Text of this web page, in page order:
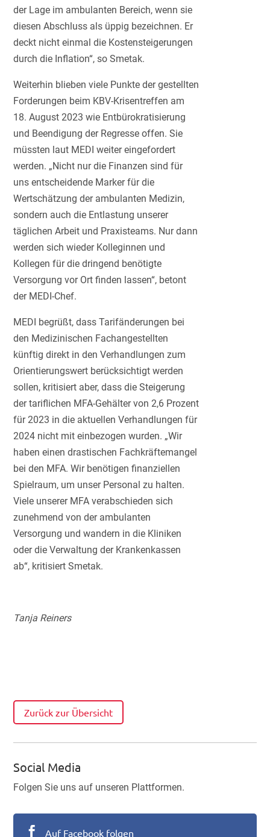
der Lage im ambulanten Bereich, wenn sie
diesen Abschluss als üppig bezeichnen. Er
deckt nicht einmal die Kostensteigerungen
durch die Inflation“, so Smetak.
Weiterhin blieben viele Punkte der gestellten
Forderungen beim KBV-Krisentreffen am
18. August 2023 wie Entbürokratisierung
und Beendigung der Regresse offen. Sie
müssten laut MEDI weiter eingefordert
werden. „Nicht nur die Finanzen sind für
uns entscheidende Marker für die
Wertschätzung der ambulanten Medizin,
sondern auch die Entlastung unserer
täglichen Arbeit und Praxisteams. Nur dann
werden sich wieder Kolleginnen und
Kollegen für die dringend benötigte
Versorgung vor Ort finden lassen“, betont
der MEDI-Chef.
MEDI begrüßt, dass Tarifänderungen bei
den Medizinischen Fachangestellten
künftig direkt in den Verhandlungen zum
Orientierungswert berücksichtigt werden
sollen, kritisiert aber, dass die Steigerung
der tariflichen MFA-Gehälter von 2,6 Prozent
für 2023 in die aktuellen Verhandlungen für
2024 nicht mit einbezogen wurden. „Wir
haben einen drastischen Fachkräftemangel
bei den MFA. Wir benötigen finanziellen
Spielraum, um unser Personal zu halten.
Viele unserer MFA verabschieden sich
zunehmend von der ambulanten
Versorgung und wandern in die Kliniken
oder die Verwaltung der Krankenkassen
ab“, kritisiert Smetak.
Tanja Reiners
Zurück zur Übersicht
Social Media
Folgen Sie uns auf unseren Plattformen.
 Auf Facebook folgen